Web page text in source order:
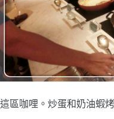
這區咖哩。炒蛋和奶油蝦